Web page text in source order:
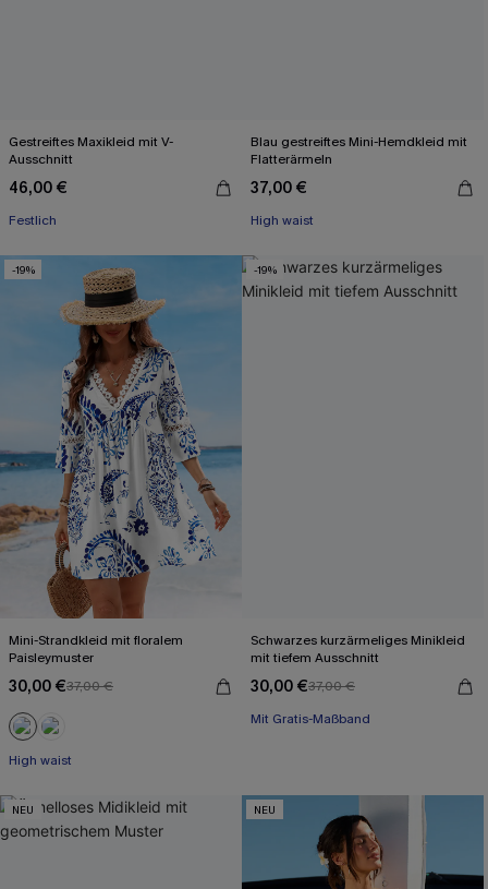
Gestreiftes Maxikleid mit V-
Ausschnitt
46,00 €
Festlich
Blau gestreiftes Mini-Hemdkleid mit
Flatterärmeln
37,00 €
High waist
-19%
Mini-Strandkleid mit floralem
Paisleymuster
30,00 €37,00 €
High waist
-19%
Schwarzes kurzärmeliges Minikleid
mit tiefem Ausschnitt
30,00 €37,00 €
Mit Gratis-Maßband
Baumwolle
NEU NEU